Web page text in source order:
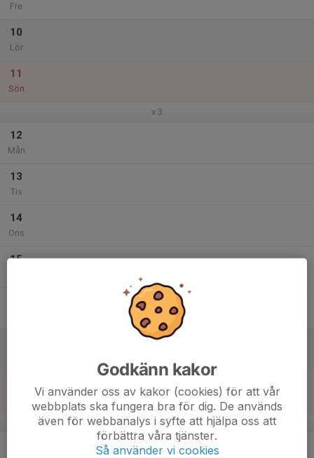
Fre
10
Lör
11
Sön
v.3
12
Mån
13
Tis
14
Ons
15
v.4
Godkänn kakor
Vi använder oss av kakor (cookies) för att vår
webbplats ska fungera bra för dig. De används
även för webbanalys i syfte att hjälpa oss att
förbättra våra tjänster.
Så använder vi cookies